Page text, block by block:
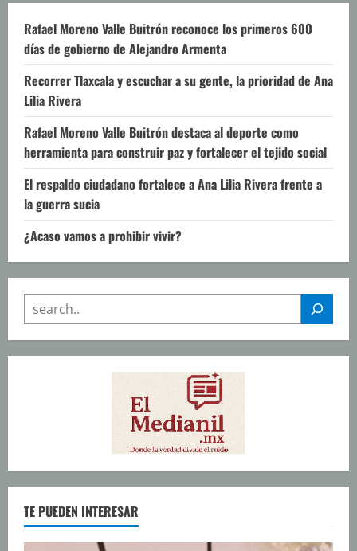
Rafael Moreno Valle Buitrón reconoce los primeros 600
días de gobierno de Alejandro Armenta
Recorrer Tlaxcala y escuchar a su gente, la prioridad de Ana
Lilia Rivera
Rafael Moreno Valle Buitrón destaca al deporte como
herramienta para construir paz y fortalecer el tejido social
El respaldo ciudadano fortalece a Ana Lilia Rivera frente a
la guerra sucia
¿Acaso vamos a prohibir vivir?
SEARCH
TE PUEDEN INTERESAR